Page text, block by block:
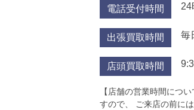
電話受付時間 24
出張買取時間 毎
店頭買取時間
【店舗の営業時間につ
すので、 ご来店の前に